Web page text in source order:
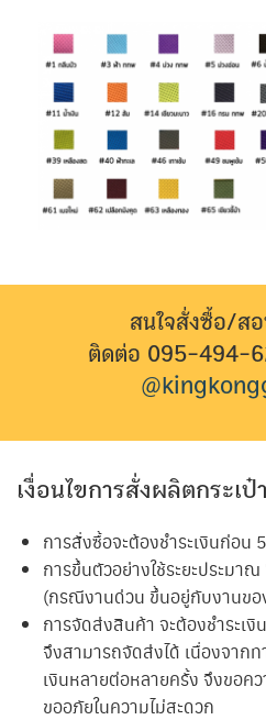
สนใจสั่งซื้อ/ส
ติดต่อ 095-494-
เงื่อนไขการสั่งผลิตกระเป๋า
การสั่งซื้อจะต้องชำระเงินก่อ
การขึ้นตัวอย่างใช้ระยะประมา
(กรณีงานด่วน ขึ้นอยู่กับงานข
การจัดส่งสินค้า จะต้องชำระเ
จึงสามารถจัดส่งได้ เนื่องจากท
เงินหลายต่อหลายครั้ง จึงขอค
ขออภัยในความไม่สะดวก